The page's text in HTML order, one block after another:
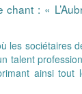
: «
les sociétaires
talent
ainsi tout